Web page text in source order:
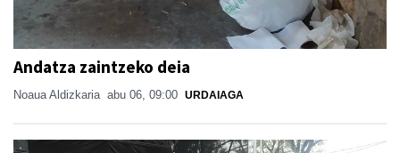
Andatza zaintzeko deia
Noaua Aldizkaria abu 06, 09:00 URDAIAGA